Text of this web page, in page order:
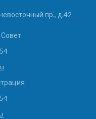
пр., д.42